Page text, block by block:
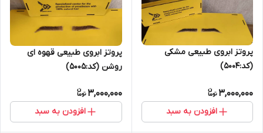
پروتز ابروی طبیعی مشکی
(کد:5004)
3,000,000
افزودن به سبد
پروتز ابروی طبیعی قهوه ای
روشن (کد:5005)
3,000,000
افزودن به سبد